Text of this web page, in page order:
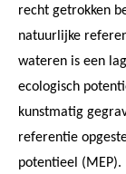
recht getrokken
natuurlijke
wateren is een
ecologisch
kunstmatig
referentie
potentieel (MEP).